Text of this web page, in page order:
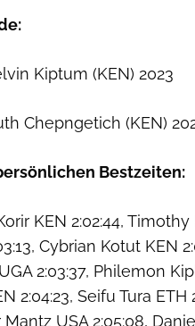
Kiptum (KEN) 2023
Chepngetich (KEN)
önlichen Bestzeiten:
KEN 2:02:44,
Cybrian Kotut KEN
2:03:37, Philemon
2:04:23, Seifu Tura ETH
Mantz USA 2:05:08,